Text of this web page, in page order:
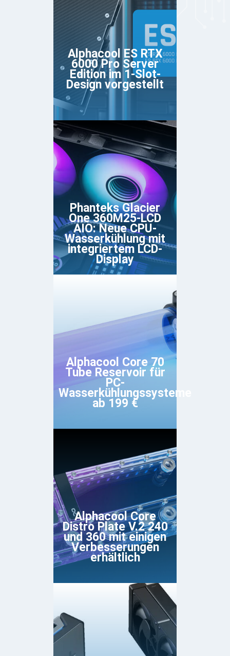
Alphacool ES RTX
6000 Pro Server
Edition im 1-Slot-
Design vorgestellt
Phanteks Glacier
One 360M25-LCD
AIO: Neue CPU-
Wasserkühlung mit
integriertem LCD-
Display
Alphacool Core 70
Tube Reservoir für
PC-
Wasserkühlungssysteme
ab 199 €
Alphacool Core
Distro Plate V.2 240
und 360 mit einigen
Verbesserungen
erhältlich